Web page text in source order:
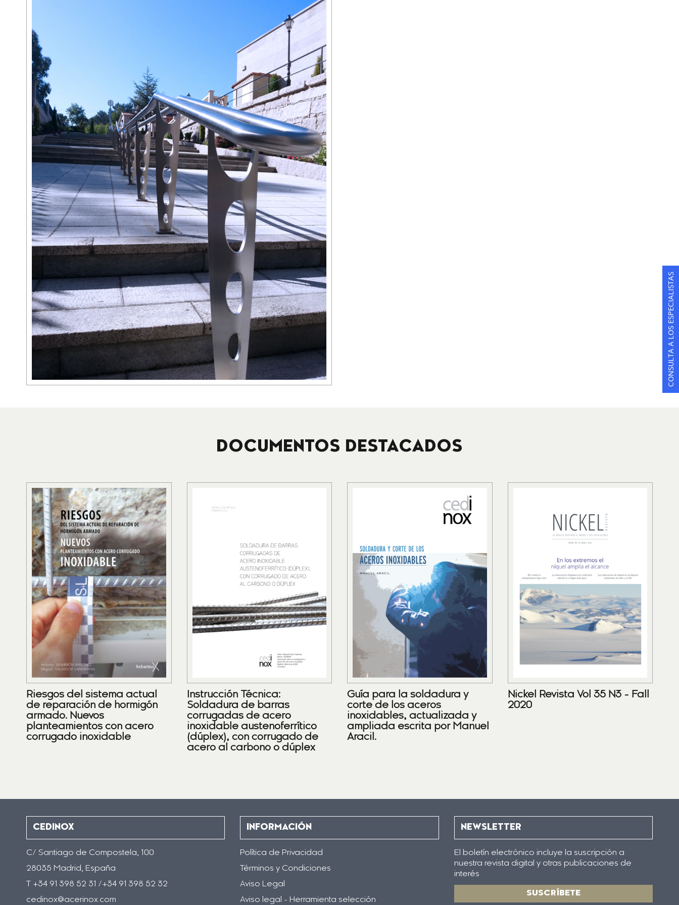
DOCUMENTOS DESTACADOS
Riesgos del sistema actual
de reparación de hormigón
armado. Nuevos
planteamientos con acero
corrugado inoxidable
Instrucción Técnica:
Soldadura de barras
corrugadas de acero
inoxidable austenoferrítico
(dúplex), con corrugado de
acero al carbono o dúplex
Guía para la soldadura y
corte de los aceros
inoxidables, actualizada y
ampliada escrita por Manuel
Aracil.
Nickel Revista Vol 35 N3 - Fall
2020
CEDINOX
C/ Santiago de Compostela, 100
28035 Madrid, España
T +34 91 398 52 31 /+34 91 398 52 32
cedinox@acerinox.com
INFORMACIÓN
Política de Privacidad
Términos y Condiciones
Aviso Legal
Aviso legal - Herramienta selección
NEWSLETTER
El boletín electrónico incluye la suscripción a
nuestra revista digital y otras publicaciones de
interés
SUSCRÍBETE
CONSULTA A LOS ESPECIALISTAS